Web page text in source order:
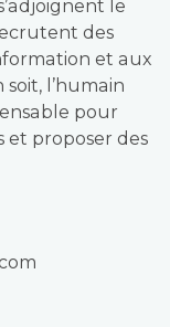
le
des
et aux
l’humain
pour
et proposer des